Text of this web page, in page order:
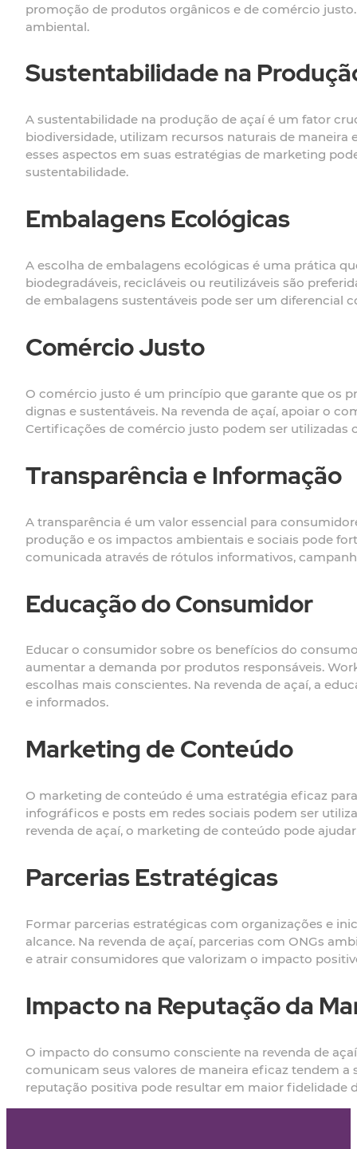
promoção de produtos orgânicos e de comércio
ambiental.
Sustentabilidade na
A sustentabilidade na produção de açaí é um fator
biodiversidade, utilizam recursos naturais de
esses aspectos em suas estratégias de marketing
sustentabilidade.
Embalagens Ecológicas
A escolha de embalagens ecológicas é uma prática
biodegradáveis, recicláveis ou reutilizáveis são
de embalagens sustentáveis pode ser um diferencial
Comércio Justo
O comércio justo é um princípio que garante que os
dignas e sustentáveis. Na revenda de açaí, apoiar o
Certificações de comércio justo podem ser
Transparência e Informação
A transparência é um valor essencial para
produção e os impactos ambientais e sociais pode
comunicada através de rótulos informativos,
Educação do Consumidor
Educar o consumidor sobre os benefícios do
aumentar a demanda por produtos responsáveis.
escolhas mais conscientes. Na revenda de açaí, a
e informados.
Marketing de Conteúdo
O marketing de conteúdo é uma estratégia eficaz
infográficos e posts em redes sociais podem ser
revenda de açaí, o marketing de conteúdo pode
Parcerias Estratégicas
Formar parcerias estratégicas com organizações e
alcance. Na revenda de açaí, parcerias com ONGs
e atrair consumidores que valorizam o impacto
Impacto na Reputação da
O impacto do consumo consciente na revenda de
comunicam seus valores de maneira eficaz tendem
reputação positiva pode resultar em maior fidelidade